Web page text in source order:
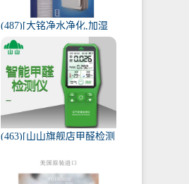
(487)[大铭净水净化,加湿
抽湿机配件]3M菲尔萃空
气净化器静电滤网FACF月
销量1件仅售199元
(463)[山山旗舰店甲醛检测
苯空气质量专业家月销量
12件仅售298元